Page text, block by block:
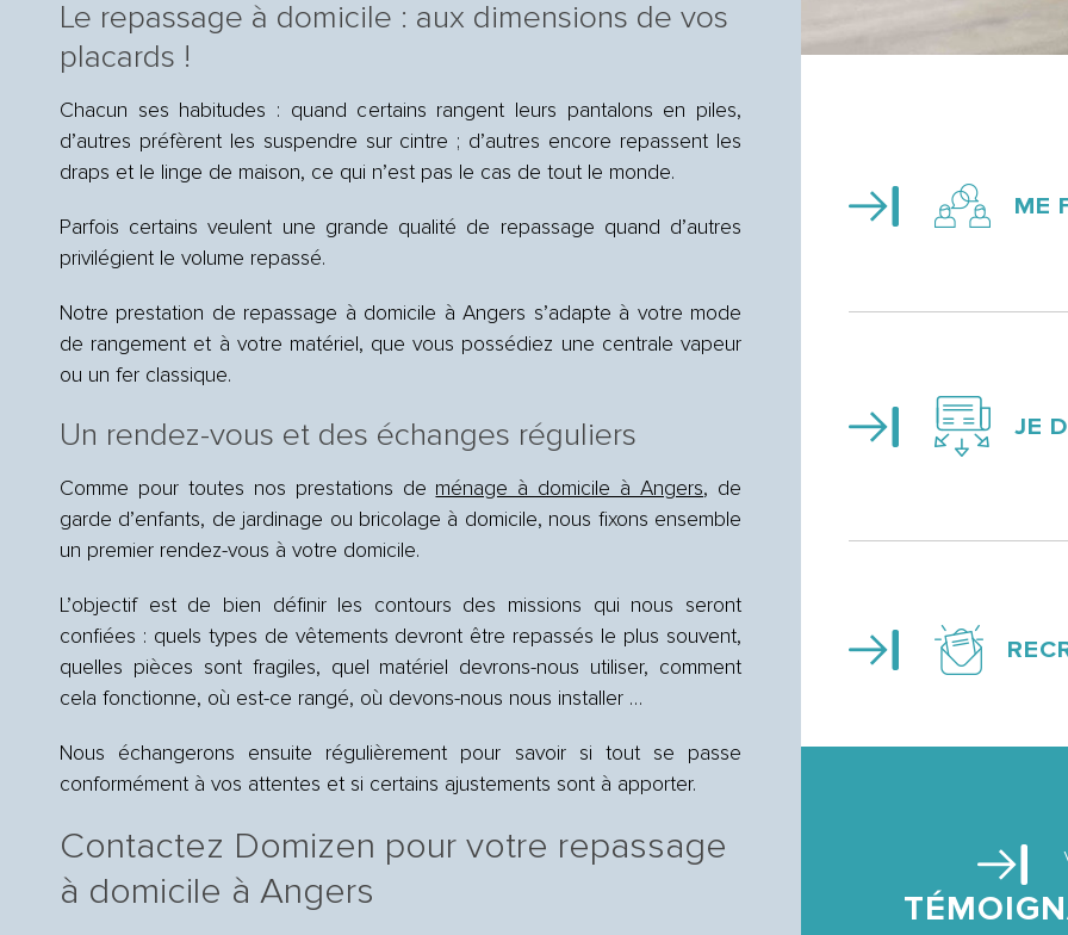
Le repassage à domicile : aux dimensions de vos
placards !
Chacun ses habitudes : quand certains rangent leurs pantalons en piles,
d’autres préfèrent les suspendre sur cintre ; d’autres encore repassent les
draps et le linge de maison, ce qui n’est pas le cas de tout le monde.
Parfois certains veulent une grande qualité de repassage quand d’autres
privilégient le volume repassé.
Notre prestation de repassage à domicile à Angers s’adapte à votre mode
de rangement et à votre matériel, que vous possédiez une centrale vapeur
ou un fer classique.
Un rendez-vous et des échanges réguliers
Comme pour toutes nos prestations de ménage à domicile à Angers, de
garde d’enfants, de jardinage ou bricolage à domicile, nous fixons ensemble
un premier rendez-vous à votre domicile.
L’objectif est de bien définir les contours des missions qui nous seront
confiées : quels types de vêtements devront être repassés le plus souvent,
quelles pièces sont fragiles, quel matériel devrons-nous utiliser, comment
cela fonctionne, où est-ce rangé, où devons-nous nous installer …
Nous échangerons ensuite régulièrement pour savoir si tout se passe
conformément à vos attentes et si certains ajustements sont à apporter.
Contactez Domizen pour votre repassage
à domicile à Angers
ME
JE